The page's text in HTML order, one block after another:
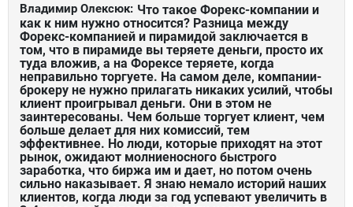
Владимир Олексюк: Что такое Форекс-компании и
как к ним нужно относится? Разница между
Форекс-компанией и пирамидой заключается в
том, что в пирамиде вы теряете деньги, просто их
туда вложив, а на Форексе теряете, когда
неправильно торгуете. На самом деле, компании-
брокеру не нужно прилагать никаких усилий, чтобы
клиент проигрывал деньги. Они в этом не
заинтересованы. Чем больше торгует клиент, чем
больше делает для них комиссий, тем
эффективнее. Но люди, которые приходят на этот
рынок, ожидают молниеносного быстрого
заработка, что биржа им и дает, но потом очень
сильно наказывает. Я знаю немало историй наших
клиентов, когда люди за год успевают увеличить в